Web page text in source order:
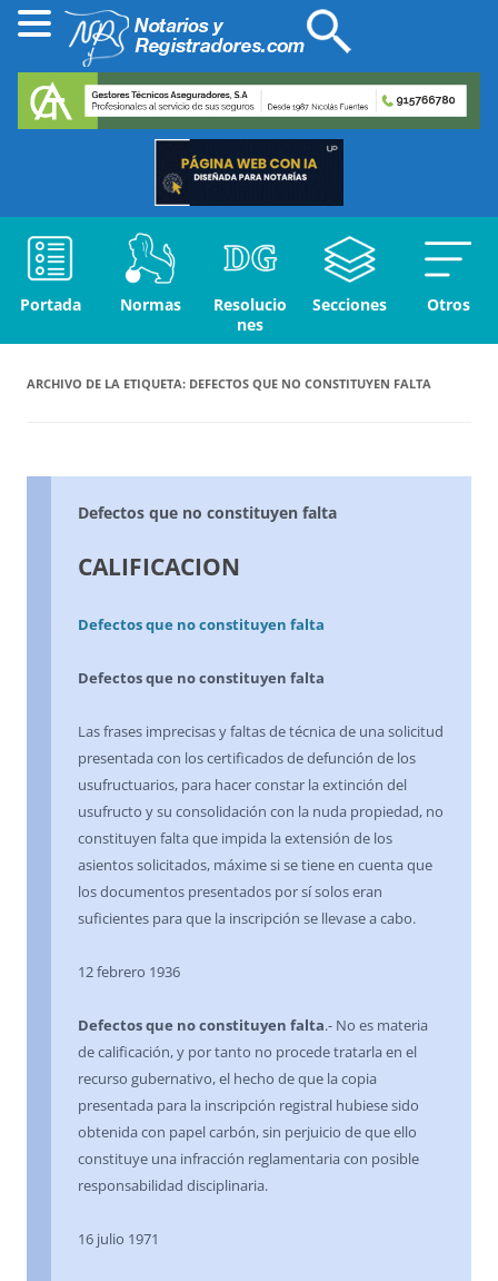
Portada Normas
Resolucio
nes
Secciones Otros
ARCHIVO DE LA ETIQUETA: DEFECTOS QUE NO CONSTITUYEN FALTA
Defectos que no constituyen falta
CALIFICACION
Defectos que no constituyen falta
Defectos que no constituyen falta
Las frases imprecisas y faltas de técnica de una solicitud
presentada con los certificados de defunción de los
usufructuarios, para hacer constar la extinción del
usufructo y su consolidación con la nuda propiedad, no
constituyen falta que impida la extensión de los
asientos solicitados, máxime si se tiene en cuenta que
los documentos presentados por sí solos eran
suficientes para que la inscripción se llevase a cabo.
12 febrero 1936
Defectos que no constituyen falta.- No es materia
de calificación, y por tanto no procede tratarla en el
recurso gubernativo, el hecho de que la copia
presentada para la inscripción registral hubiese sido
obtenida con papel carbón, sin perjuicio de que ello
constituye una infracción reglamentaria con posible
responsabilidad disciplinaria.
16 julio 1971